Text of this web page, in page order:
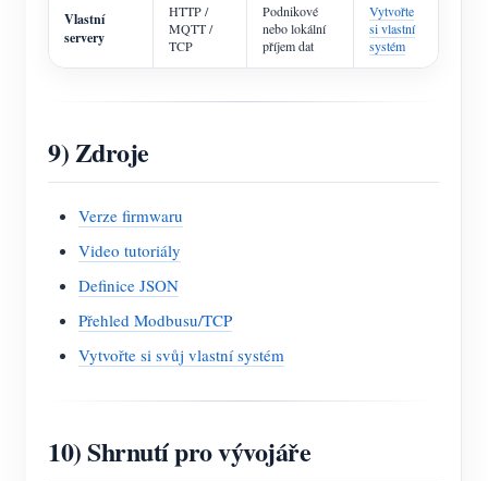
Vlastní
servery
HTTP /
MQTT /
TCP
Podnikové
nebo lokální
příjem dat
Vytvořte
si vlastní
systém
9) Zdroje
Verze firmwaru
Video tutoriály
Definice JSON
Přehled Modbusu/TCP
Vytvořte si svůj vlastní systém
10) Shrnutí pro vývojáře